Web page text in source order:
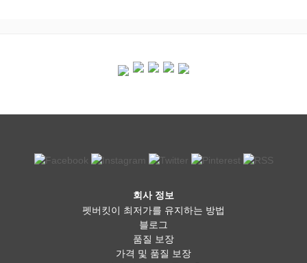
회사 정보
펫버킷이 최저가를 유지하는 방법
블로그
품질 보장
가격 및 품질 보장